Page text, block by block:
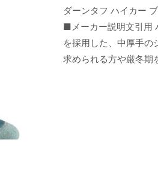
ダーンタフ ハイカー
■メーカー説明文引用
を採用した、中厚手の
求められる方や厳冬期